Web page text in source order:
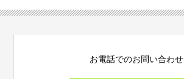
お電話でのお問い合わせ